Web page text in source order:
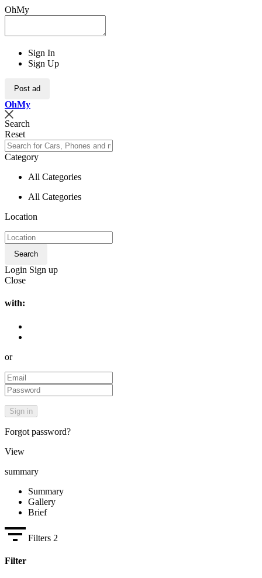
OhMy
Sign In
Sign Up
Post ad
OhMy
Search
Reset
Category
All Categories
All Categories
Location
Search
Login Sign up
Close
with:
or
Forgot password?
View
summary
Summary
Gallery
Brief
Filters 2
Filter